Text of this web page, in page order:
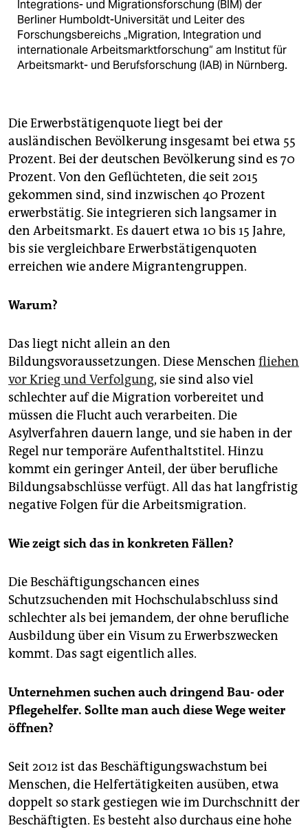
Integrations- und Migrations­forschung (BIM) der
Berliner Humboldt-Universität und Leiter des
Forschungsbereichs „Migration, Integration und
internationale Arbeitsmarktforschung“ am Institut für
Arbeitsmarkt- und Berufsforschung (IAB) in Nürnberg.
Die Erwerbstätigenquote liegt bei der
ausländischen Bevölkerung insgesamt bei etwa 55
Prozent. Bei der deutschen Bevölkerung sind es 70
Prozent. Von den Geflüchteten, die seit 2015
gekommen sind, sind inzwischen 40 Prozent
erwerbstätig. Sie integrieren sich langsamer in
den Arbeitsmarkt. Es dauert etwa 10 bis 15 Jahre,
bis sie vergleichbare Erwerbstätigenquoten
erreichen wie andere Migrantengruppen.
Warum?
Das liegt nicht allein an den
Bildungsvoraussetzungen. Diese Menschen fliehen
vor Krieg und Verfolgung, sie sind also viel
schlechter auf die Migration vorbereitet und
müssen die Flucht auch verarbeiten. Die
Asylverfahren dauern lange, und sie haben in der
Regel nur temporäre Aufenthaltstitel. Hinzu
kommt ein geringer Anteil, der über berufliche
Bildungsabschlüsse verfügt. All das hat langfristig
negative Folgen für die Arbeitsmigration.
Wie zeigt sich das in konkreten Fällen?
Die Beschäftigungschancen eines
Schutzsuchenden mit Hochschulabschluss sind
schlechter als bei jemandem, der ohne berufliche
Ausbildung über ein Visum zu Erwerbs­zwecken
kommt. Das sagt eigentlich alles.
Unternehmen suchen auch dringend Bau- oder
Pflegehelfer. Sollte man auch diese Wege weiter
öffnen?
Seit 2012 ist das Beschäftigungswachstum bei
Menschen, die Helfertätigkeiten ausüben, etwa
doppelt so stark gestiegen wie im Durchschnitt der
Beschäftigten. Es besteht also durchaus eine hohe